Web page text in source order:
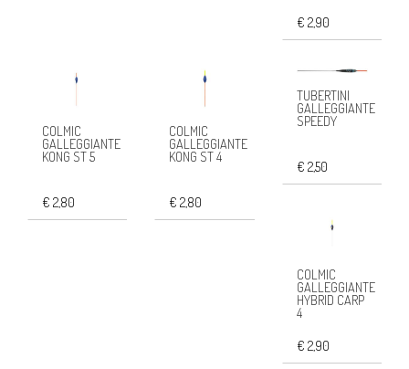
€ 2,90
COLMIC
GALLEGGIANTE
KONG ST 5
€ 2,80
COLMIC
GALLEGGIANTE
KONG ST 4
€ 2,80
TUBERTINI
GALLEGGIANTE
SPEEDY
€ 2,50
COLMIC
GALLEGGIANTE
HYBRID CARP
4
€ 2,90